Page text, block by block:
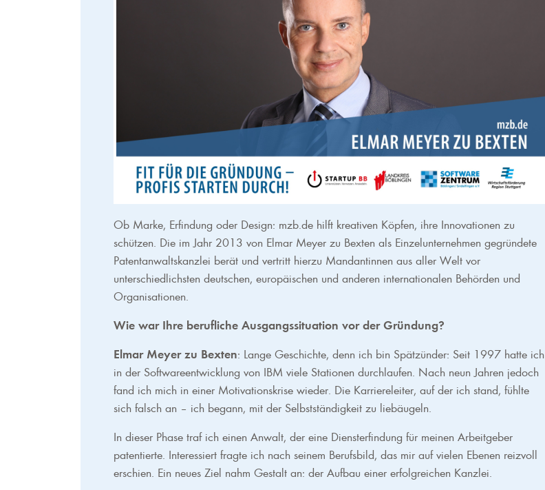
Ob Marke, Erfindung oder Design: mzb.de hilft kreativen Köpfen, ihre Innovationen zu
schützen. Die im Jahr 2013 von Elmar Meyer zu Bexten als Einzelunternehmen gegründete
Patentanwaltskanzlei berät und vertritt hierzu Mandantinnen aus aller Welt vor
unterschiedlichsten deutschen, europäischen und anderen internationalen Behörden und
Organisationen.
Wie war Ihre berufliche Ausgangssituation vor der Gründung?
Elmar Meyer zu Bexten: Lange Geschichte, denn ich bin Spätzünder: Seit 1997 hatte ich
in der Softwareentwicklung von IBM viele Stationen durchlaufen. Nach neun Jahren jedoch
fand ich mich in einer Motivationskrise wieder. Die Karriereleiter, auf der ich stand, fühlte
sich falsch an – ich begann, mit der Selbstständigkeit zu liebäugeln.
In dieser Phase traf ich einen Anwalt, der eine Diensterfindung für meinen Arbeitgeber
patentierte. Interessiert fragte ich nach seinem Berufsbild, das mir auf vielen Ebenen reizvoll
erschien. Ein neues Ziel nahm Gestalt an: der Aufbau einer erfolgreichen Kanzlei.